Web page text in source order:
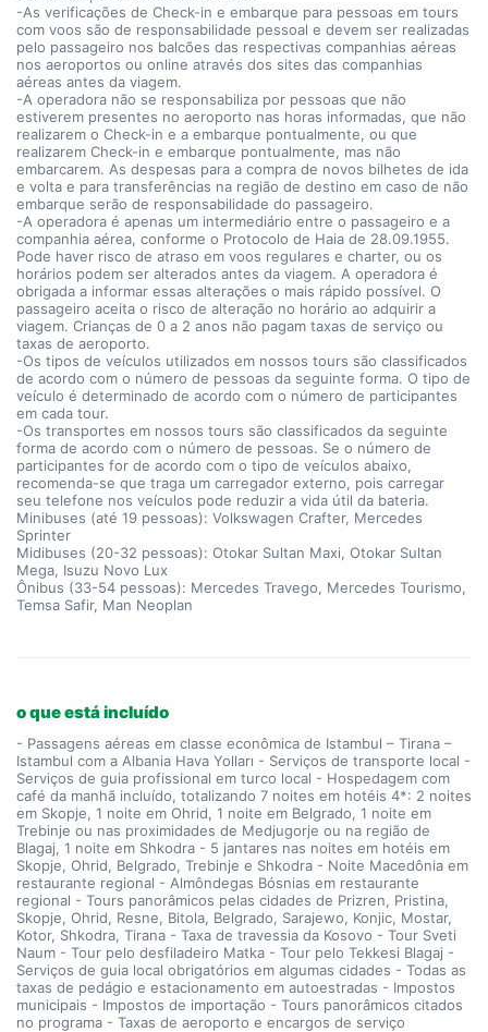
-As verificações de Check-in e embarque para pessoas em tours
com voos são de responsabilidade pessoal e devem ser realizadas
pelo passageiro nos balcões das respectivas companhias aéreas
nos aeroportos ou online através dos sites das companhias
aéreas antes da viagem.
-A operadora não se responsabiliza por pessoas que não
estiverem presentes no aeroporto nas horas informadas, que não
realizarem o Check-in e a embarque pontualmente, ou que
realizarem Check-in e embarque pontualmente, mas não
embarcarem. As despesas para a compra de novos bilhetes de ida
e volta e para transferências na região de destino em caso de não
embarque serão de responsabilidade do passageiro.
-A operadora é apenas um intermediário entre o passageiro e a
companhia aérea, conforme o Protocolo de Haia de 28.09.1955.
Pode haver risco de atraso em voos regulares e charter, ou os
horários podem ser alterados antes da viagem. A operadora é
obrigada a informar essas alterações o mais rápido possível. O
passageiro aceita o risco de alteração no horário ao adquirir a
viagem. Crianças de 0 a 2 anos não pagam taxas de serviço ou
taxas de aeroporto.
-Os tipos de veículos utilizados em nossos tours são classificados
de acordo com o número de pessoas da seguinte forma. O tipo de
veículo é determinado de acordo com o número de participantes
em cada tour.
-Os transportes em nossos tours são classificados da seguinte
forma de acordo com o número de pessoas. Se o número de
participantes for de acordo com o tipo de veículos abaixo,
recomenda-se que traga um carregador externo, pois carregar
seu telefone nos veículos pode reduzir a vida útil da bateria.
Minibuses (até 19 pessoas): Volkswagen Crafter, Mercedes
Sprinter
Midibuses (20-32 pessoas): Otokar Sultan Maxi, Otokar Sultan
Mega, Isuzu Novo Lux
Ônibus (33-54 pessoas): Mercedes Travego, Mercedes Tourismo,
Temsa Safir, Man Neoplan
o que está incluído
- Passagens aéreas em classe econômica de Istambul – Tirana –
Istambul com a Albania Hava Yolları - Serviços de transporte local -
Serviços de guia profissional em turco local - Hospedagem com
café da manhã incluído, totalizando 7 noites em hotéis 4*: 2 noites
em Skopje, 1 noite em Ohrid, 1 noite em Belgrado, 1 noite em
Trebinje ou nas proximidades de Medjugorje ou na região de
Blagaj, 1 noite em Shkodra - 5 jantares nas noites em hotéis em
Skopje, Ohrid, Belgrado, Trebinje e Shkodra - Noite Macedônia em
restaurante regional - Almôndegas Bósnias em restaurante
regional - Tours panorâmicos pelas cidades de Prizren, Pristina,
Skopje, Ohrid, Resne, Bitola, Belgrado, Sarajewo, Konjic, Mostar,
Kotor, Shkodra, Tirana - Taxa de travessia da Kosovo - Tour Sveti
Naum - Tour pelo desfiladeiro Matka - Tour pelo Tekkesi Blagaj -
Serviços de guia local obrigatórios em algumas cidades - Todas as
taxas de pedágio e estacionamento em autoestradas - Impostos
municipais - Impostos de importação - Tours panorâmicos citados
no programa - Taxas de aeroporto e encargos de serviço